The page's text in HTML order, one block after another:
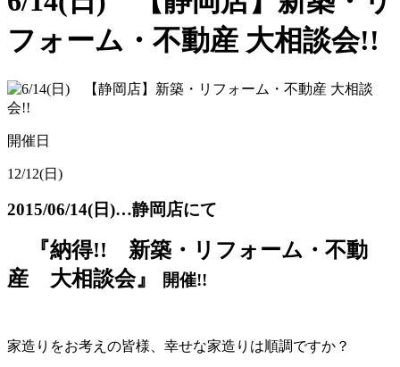
フォーム・不動産 大相談会!!
開催日
12/12(日)
2015/06/14(日)…静岡店にて
『納得!! 新築・リフォーム・不動
産 大相談会』
開催!!
家造りをお考えの皆様、幸せな家造りは順調ですか？